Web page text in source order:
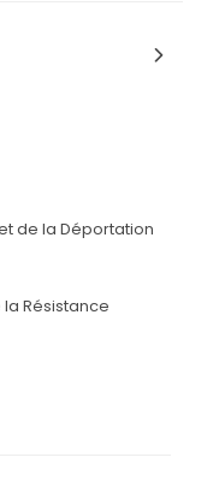
de la Déportation
Résistance